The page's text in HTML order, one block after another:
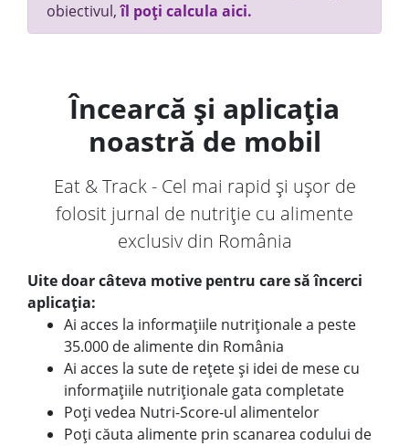
obiectivul,îl poți calcula aici.
Încearcă și aplicația
noastră de mobil
Eat & Track - Cel mai rapid și ușor de
folosit jurnal de nutriție cu alimente
exclusiv din România
Uite doar câteva motive pentru care să încerci
aplicația:
Ai acces la informațiile nutriționale a peste
35.000 de alimente din România
Ai acces la sute de rețete și idei de mese cu
informațiile nutriționale gata completate
Poți vedea Nutri-Score-ul alimentelor
Poți căuta alimente prin scanarea codului de